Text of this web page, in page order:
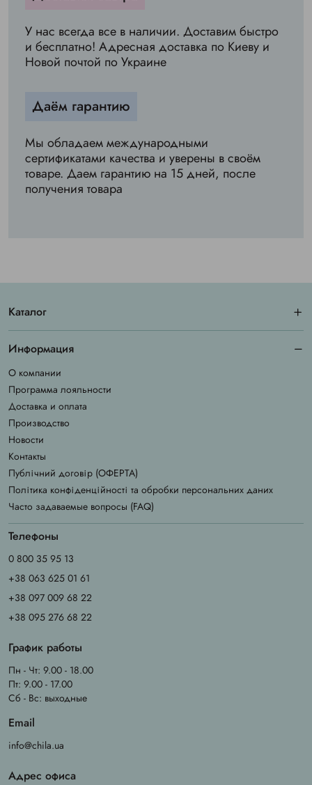
У нас всегда все в наличии. Доставим быстро
и бесплатно! Адресная доставка по Киеву и
Новой почтой по Украине
Даём гарантию
Мы обладаем международными
сертификатами качества и уверены в своём
товаре. Даем гарантию на 15 дней, после
получения товара
Каталог
Информация
О компании
Программа лояльности
Доставка и оплата
Производство
Новости
Контакты
Публічний договір (ОФЕРТА)
Політика конфіденційності та обробки персональних даних
Часто задаваемые вопросы (FAQ)
Телефоны
0 800 35 95 13
+38 063 625 01 61
+38 097 009 68 22
+38 095 276 68 22
График работы
Пн - Чт: 9.00 - 18.00
Пт: 9.00 - 17.00
Сб - Вс: выходные
Email
info@chila.ua
Адрес офиса